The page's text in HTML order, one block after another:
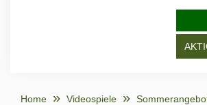
Home Videospiele